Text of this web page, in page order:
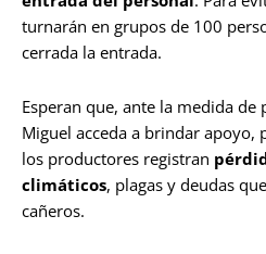
turnarán en grupos de 100
cerrada la entrada.
Esperan que, ante la medida de
Miguel acceda a brindar apoyo,
los productores registran
climáticos, plagas y deudas
cañeros.